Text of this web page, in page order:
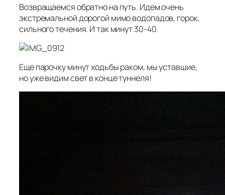
Возвращаемся обратно на путь. Идем очень
экстремальной дорогой мимо водопадов, горок,
сильного течения. И так минут 30-40.
Еще парочку минут ходьбы раком, мы уставшие,
но уже видим свет в конце туннеля!